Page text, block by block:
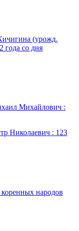
(урожд.
года со дня
Михайлович :
Николаевич : 123
народов